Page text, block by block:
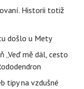
Historii totiž
došlo u Mety
„Veď mě dál, cesto
tipy na vzdušné